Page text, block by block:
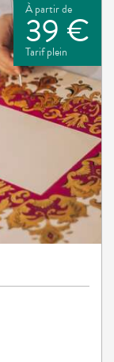
À partir de
39 €
Tarif plein